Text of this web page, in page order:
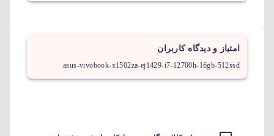
امتیاز و دیدگاه کاربران
asus-vivobook-x1502za-ej1429-i7-12700h-16gb-512ssd